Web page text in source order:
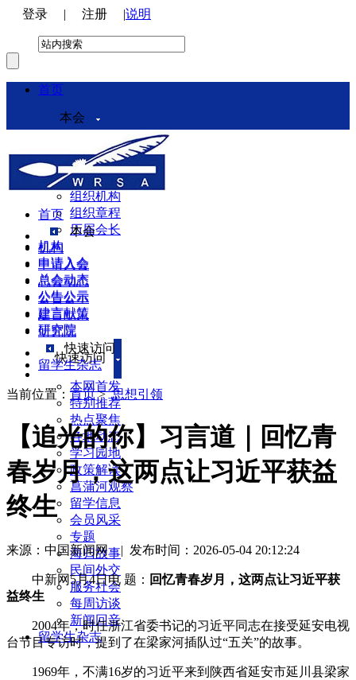
登录 | 注册 |说明
首页
本会
本会介绍
领导机构
理事会
组织机构
组织章程
历届会长
机构
申请入会
总会动态
公告公示
建言献策
研究院
快速访问
本网首发
特别推荐
热点聚焦
各地动态
学习园地
政策解读
菖蒲河观察
留学信息
会员风采
专题
海归故事
民间外交
服务社会
每周访谈
新闻回音
留学生杂志
首页
本会
机构
申请入会
总会动态
公告公示
建言献策
研究院
快速访问
留学生杂志
当前位置： 首页>思想引领
【追光的你】习言道｜回忆青
春岁月，这两点让习近平获益
终生
来源：中国新闻网 | 发布时间：2026-05-04 20:12:24
中新网5月4日电 题： 回忆青春岁月，这两点让习近平获
益终生
2004年，时任浙江省委书记的习近平同志在接受延安电视
台节目专访时，提到了在梁家河插队过“五关”的故事。
1969年，不满16岁的习近平来到陕西省延安市延川县梁家